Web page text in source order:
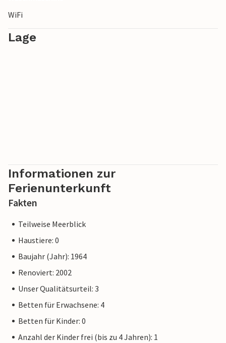
WiFi
Lage
Informationen zur
Ferienunterkunft
Fakten
Teilweise Meerblick
Haustiere: 0
Baujahr (Jahr): 1964
Renoviert: 2002
Unser Qualitätsurteil: 3
Betten für Erwachsene: 4
Betten für Kinder: 0
Anzahl der Kinder frei (bis zu 4 Jahren): 1